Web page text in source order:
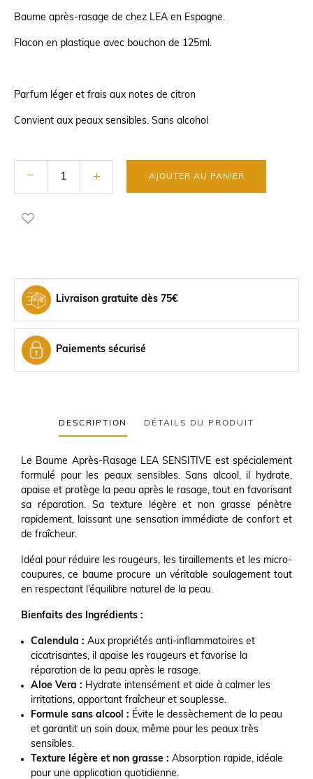
Baume après-rasage de chez LEA en Espagne.
Flacon en plastique avec bouchon de 125ml.
Parfum léger et frais aux notes de citron
Convient aux peaux sensibles. Sans alcohol
AJOUTER AU PANIER
Livraison gratuite dès 75€
Paiements sécurisé
DESCRIPTION DÉTAILS DU PRODUIT
Le Baume Après-Rasage LEA SENSITIVE est spécialement
formulé pour les peaux sensibles. Sans alcool, il hydrate,
apaise et protège la peau après le rasage, tout en favorisant
sa réparation. Sa texture légère et non grasse pénètre
rapidement, laissant une sensation immédiate de confort et
de fraîcheur.
Idéal pour réduire les rougeurs, les tiraillements et les micro-
coupures, ce baume procure un véritable soulagement tout
en respectant l’équilibre naturel de la peau.
Bienfaits des Ingrédients :
Calendula : Aux propriétés anti-inflammatoires et
cicatrisantes, il apaise les rougeurs et favorise la
réparation de la peau après le rasage.
Aloe Vera : Hydrate intensément et aide à calmer les
irritations, apportant fraîcheur et souplesse.
Formule sans alcool : Évite le dessèchement de la peau
et garantit un soin doux, même pour les peaux très
sensibles.
Texture légère et non grasse : Absorption rapide, idéale
pour une application quotidienne.